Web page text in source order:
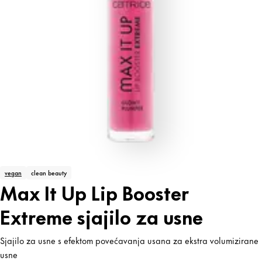
vegan clean beauty
Max It Up Lip Booster
Extreme sjajilo za usne
Sjajilo za usne s efektom povećavanja usana za ekstra volumizirane
usne